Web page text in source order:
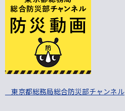
東京都総務局総合防災部チャンネル